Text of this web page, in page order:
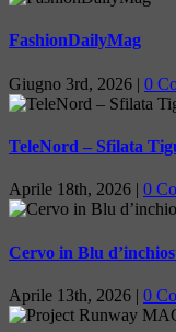
FashionDailyMag
Giugno 3rd, 2026 | 0
TeleNord – Sfilata
Aprile 18th, 2026 | 0
Cervo in Blu
Aprile 13th, 2026 | 0